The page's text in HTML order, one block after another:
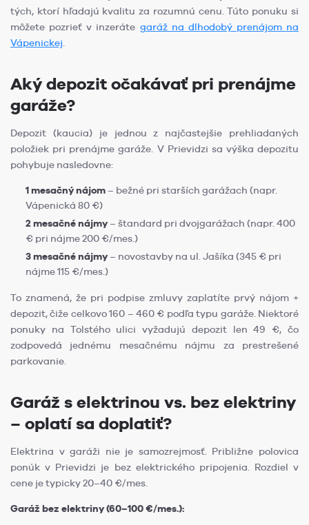
tých, ktorí hľadajú kvalitu za rozumnú cenu. Túto ponuku si
môžete pozrieť v inzeráte garáž na dlhodobý prenájom na
Vápenickej
Aký depozit očakávať pri prenájme
garáže?
Depozit (kaucia) je jednou z najčastejšie prehliadaných
položiek pri prenájme garáže. V Prievidzi sa výška depozitu
pohybuje nasledovne:
1 mesačný nájom – bežné pri starších garážach (napr.
Vápenická 80 €)
2 mesačné nájmy– štandard pri dvojgarážach (napr. 400
€ pri nájme 200 €/mes.)
3 mesačné nájmy– novostavby na ul. Jašíka (345 € pri
nájme 115 €/mes.)
To znamená, že pri podpise zmluvy zaplatíte prvý nájom +
depozit, čiže celkovo 160 – 460 € podľa typu garáže. Niektoré
ponuky na Tolstého ulici vyžadujú depozit len 49 €, čo
zodpovedá jednému mesačnému nájmu za prestrešené
parkovanie.
Garáž s elektrinou vs. bez elektriny
– oplatí sa doplatiť?
Elektrina v garáži nie je samozrejmosť. Približne polovica
ponúk v Prievidzi je bez elektrického pripojenia. Rozdiel v
cene je typicky 20–40 €/mes.
Garáž bez elektriny (60–100 €/mes.):